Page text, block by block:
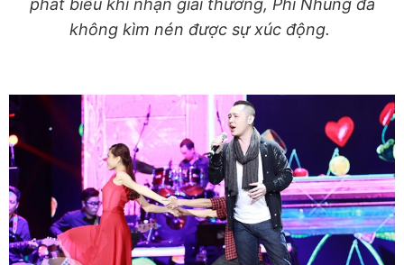
phát biểu khi nhận giải thưởng, Phi Nhung đã
không kìm nén được sự xúc động.